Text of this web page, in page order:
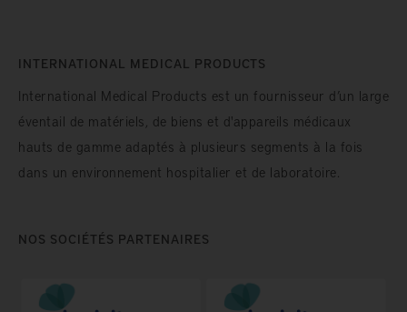
INTERNATIONAL MEDICAL PRODUCTS
International Medical Products est un fournisseur d’un large
éventail de matériels, de biens et d'appareils médicaux
hauts de gamme adaptés à plusieurs segments à la fois
dans un environnement hospitalier et de laboratoire.
NOS SOCIÉTÉS PARTENAIRES